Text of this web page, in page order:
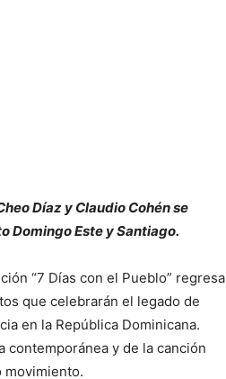
Díaz y Claudio Cohén se
Domingo Este y Santiago.
“7 Días con el Pueblo” regresa
que celebrarán el legado de
en la República Dominicana.
contemporánea y de la canción
movimiento.